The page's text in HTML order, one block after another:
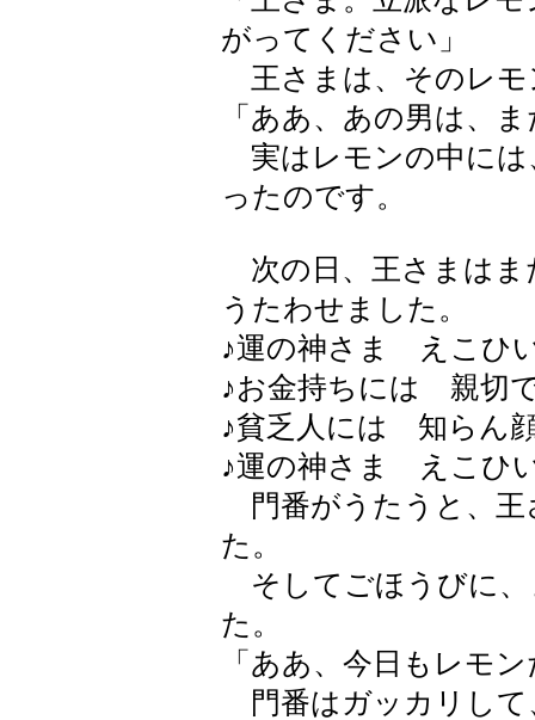
がってください」
王さまは、そのレモ
「ああ、あの男は、
実はレモンの中には
ったのです。
次の日、王さまはま
うたわせました。
♪運の神さま えこひ
♪お金持ちには 親切
♪貧乏人には 知らん
♪運の神さま えこひ
門番がうたうと、王
た。
そしてごほうびに、
た。
「ああ、今日もレモ
門番はガッカリして